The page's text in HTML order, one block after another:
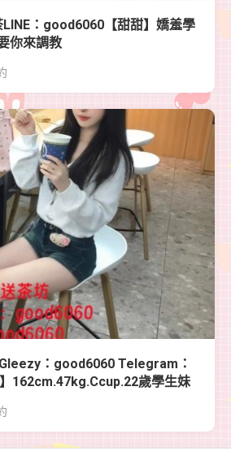
：good6060【甜甜】嬌羞學
你來調教
：good6060 Telegram：
162cm.47kg.Ccup.22歲學生妹